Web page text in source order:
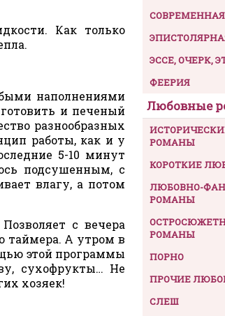
Как только
наполнениями
и печеный
разнообразных
работы, как и у
5-10 минут
подсушенным, с
влагу, а потом
с вечера
таймера. А утром в
этой программы
сухофрукты… Не
хозяек!
ЭССЕ, ОЧЕРК,
ФЕЕРИЯ
Любовные
РОМАНЫ
КОРОТКИЕ
ЛЮБОВНО-
РОМАНЫ
РОМАНЫ
ПОРНО
ПРОЧИЕ
СЛЕШ